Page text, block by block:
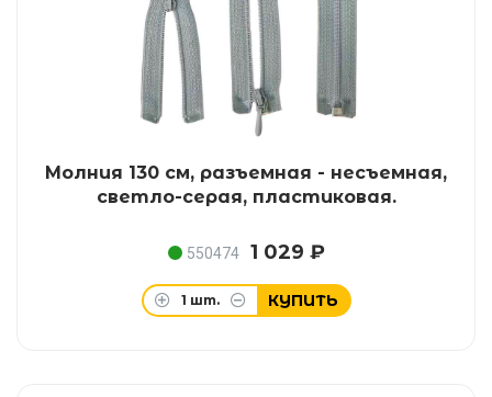
Молния 130 см, разъемная - несъемная,
светло-серая, пластиковая.
550474 1 029 ₽
1 шт. КУПИТЬ